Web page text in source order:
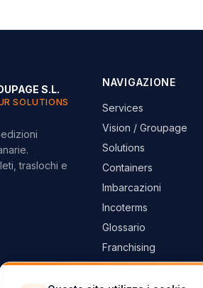
S.L.
SOLUTIONS
traslochi e
NAVIGAZIONE
Services
Vision / Groupage
Solutions
Containers
Imbarcazioni
Incoterms
Glossario
Franchising